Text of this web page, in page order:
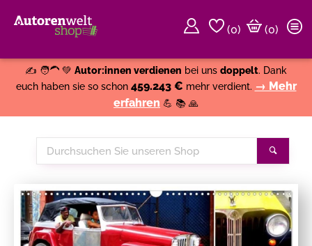
(0)
(0)
✍️ 🧑‍🦱 💚 Autor:innen verdienen bei uns doppelt. Dank
euch haben sie so schon 459.243 € mehr verdient. → Mehr
erfahren 💪 📚 🙏
Durchsuchen
Sie
Shop